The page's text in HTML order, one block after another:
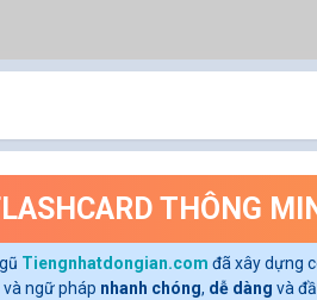
THÔNG
Tiengnhatdongian.com đã xây dựng
ngữ pháp nhanh chóng, dễ dàng và